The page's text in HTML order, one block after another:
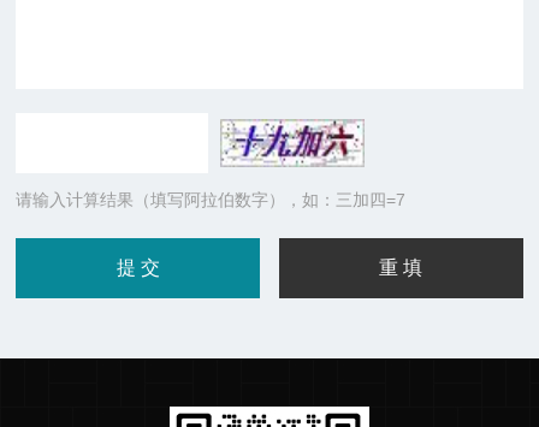
请输入计算结果（填写阿拉伯数字），如：三加四=7